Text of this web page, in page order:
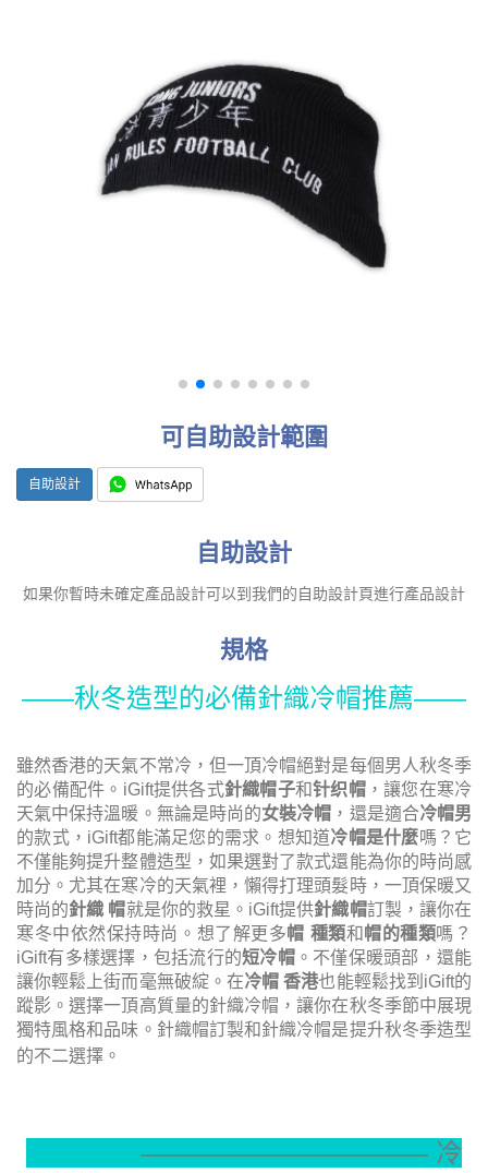
可自助設計範圍
自助設計
自助設計
如果你暫時未確定產品設計可以到我們的自助設計頁進行產品設計
規格
——秋冬造型的必備針織冷帽推薦——
雖然香港的天氣不常冷，但一頂冷帽絕對是每個男人秋冬季
的必備配件。iGift提供各式針織帽子和针织帽，讓您在寒冷
天氣中保持溫暖。無論是時尚的女裝冷帽 ，還是適合冷帽男
的款式，iGift都能滿足您的需求。想知道冷帽是什麼嗎？它
不僅能夠提升整體造型，如果選對了款式還能為你的時尚感
加分。尤其在寒冷的天氣裡，懶得打理頭髮時，一頂保暖又
時尚的針織 帽就是你的救星。iGift提供針織帽訂製，讓你在
寒冬中依然保持時尚。想了解更多帽 種類和帽的種類嗎？
iGift有多樣選擇，包括流行的短冷帽。不僅保暖頭部，還能
讓你輕鬆上街而毫無破綻。在冷帽 香港也能輕鬆找到iGift的
蹤影。選擇一頂高質量的針織冷帽，讓你在秋冬季節中展現
獨特風格和品味。針織帽訂製和針織冷帽是提升秋冬季造型
的不二選擇。
——————————— 冷